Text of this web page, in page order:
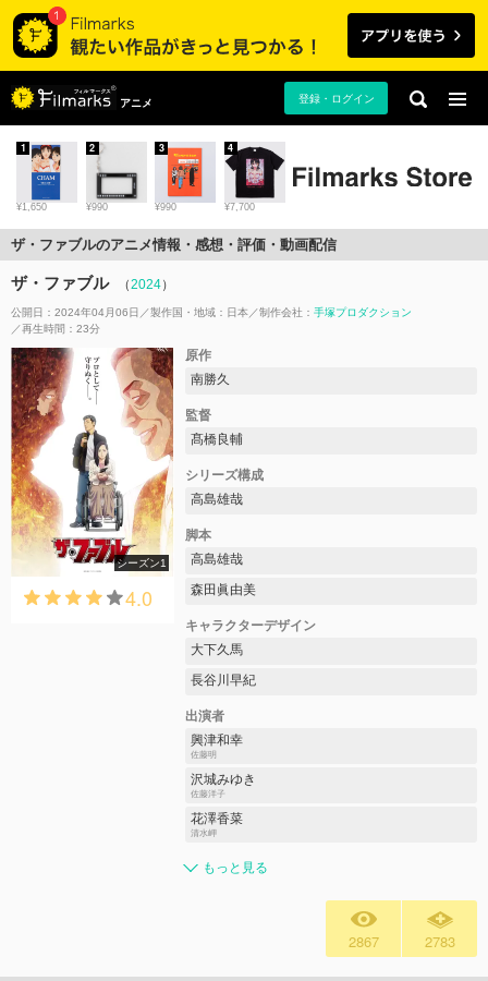
アニメ 登録・ログイン
¥1,650
1
¥990
2
¥990
3
¥7,700
4
ザ・ファブルのアニメ情報・感想・評価・動画配信
ザ・ファブル （2024）
公開日：2024年04月06日 製作国・地域： 日本 制作会社： 手塚プロダクション
再生時間：23分
シーズン1
4.0
原作
南勝久
監督
髙橋良輔
シリーズ構成
高島雄哉
脚本
高島雄哉
森田眞由美
キャラクターデザイン
大下久馬
長谷川早紀
出演者
興津和幸
佐藤明
沢城みゆき
佐藤洋子
花澤香菜
清水岬
もっと見る
2867 2783